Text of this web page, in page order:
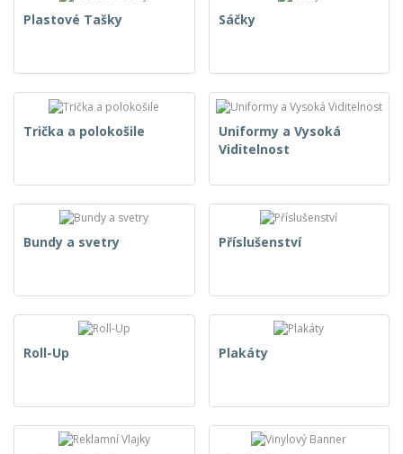
Plastové Tašky Sáčky
Trička a polokošile
Uniformy a Vysoká
Viditelnost
Bundy a svetry Příslušenství
Roll-Up Plakáty